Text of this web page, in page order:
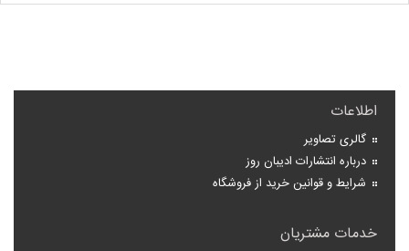
اطلاعات
گالری تصاویر
درباره انتشارات ادیبان روز
شرایط و قوانین خرید از فروشگاه
خدمات مشتریان